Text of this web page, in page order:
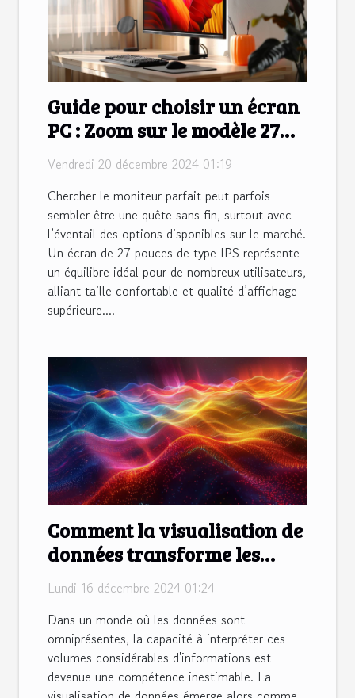
Guide pour choisir un écran
PC : Zoom sur le modèle 27
pouces IPS
Vendredi 20 décembre 2024 01:19
Chercher le moniteur parfait peut parfois
sembler être une quête sans fin, surtout avec
l’éventail des options disponibles sur le marché.
Un écran de 27 pouces de type IPS représente
un équilibre idéal pour de nombreux utilisateurs,
alliant taille confortable et qualité d’affichage
supérieure....
Comment la visualisation de
données transforme les
décisions d'entreprise
Lundi 16 décembre 2024 01:24
Dans un monde où les données sont
omniprésentes, la capacité à interpréter ces
volumes considérables d'informations est
devenue une compétence inestimable. La